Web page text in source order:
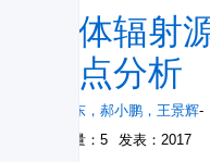
黑体辐射
特点分析
原遵东 ， 郝小鹏 ， 王景辉-
被引量：5
发表：2017